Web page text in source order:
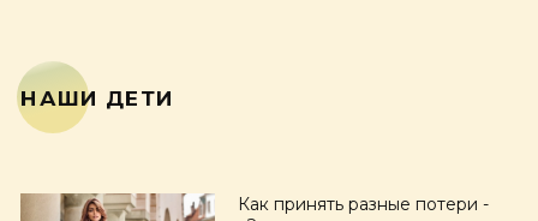
НАШИ ДЕТИ
Как принять разные потери -